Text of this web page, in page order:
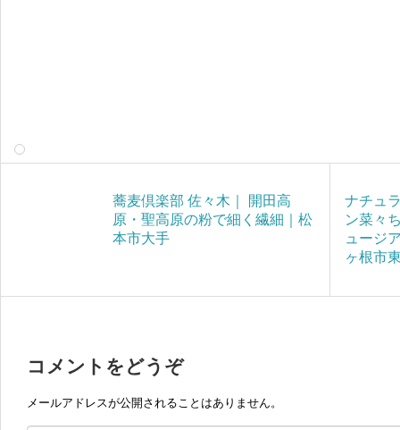
蕎麦倶楽部 佐々木｜ 開田高
原・聖高原の粉で細く繊細｜松
本市大手
ナチュ
ン菜々
ュージ
ヶ根市
コメントをどうぞ
メールアドレスが公開されることはありません。